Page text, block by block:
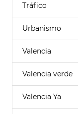
Tráfico
Urbanismo
Valencia
Valencia verde
Valencia Ya